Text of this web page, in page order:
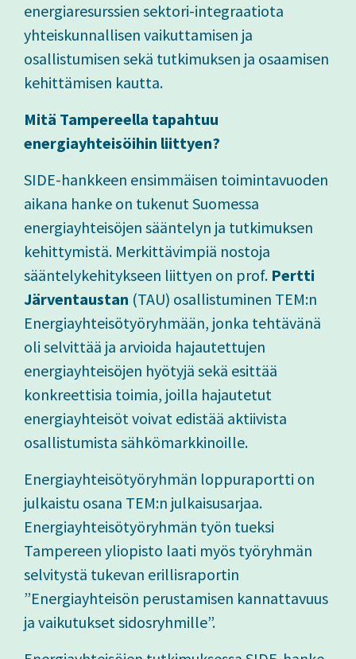
energiaresurssien sektori-integraatiota
yhteiskunnallisen vaikuttamisen ja
osallistumisen sekä tutkimuksen ja osaamisen
kehittämisen kautta.
Mitä Tampereella tapahtuu
energiayhteisöihin liittyen?
SIDE-hankkeen ensimmäisen toimintavuoden
aikana hanke on tukenut Suomessa
energiayhteisöjen sääntelyn ja tutkimuksen
kehittymistä. Merkittävimpiä nostoja
sääntelykehitykseen liittyen on prof. Pertti
Järventaustan (TAU) osallistuminen TEM:n
Energiayhteisötyöryhmään, jonka tehtävänä
oli selvittää ja arvioida hajautettujen
energiayhteisöjen hyötyjä sekä esittää
konkreettisia toimia, joilla hajautetut
energiayhteisöt voivat edistää aktiivista
osallistumista sähkömarkkinoille.
Energiayhteisötyöryhmän loppuraportti on
julkaistu osana TEM:n julkaisusarjaa.
Energiayhteisötyöryhmän työn tueksi
Tampereen yliopisto laati myös työryhmän
selvitystä tukevan erillisraportin
”Energiayhteisön perustamisen kannattavuus
ja vaikutukset sidosryhmille”.